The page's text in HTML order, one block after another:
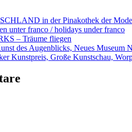
in der Pinakothek der
unter franco / holidays under franco
– Träume fliegen
des Augenblicks, Neues Museum
Kunstpreis, Große Kunstschau,